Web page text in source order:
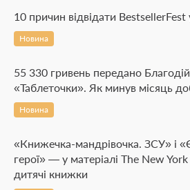
10 причин відвідати
Новина
55 330 гривень передано
«Таблеточки». Як минув місяць
Новина
«Книжечка-мандрівочка. ЗСУ» і
герої» — у матеріалі The New York
дитячі книжки